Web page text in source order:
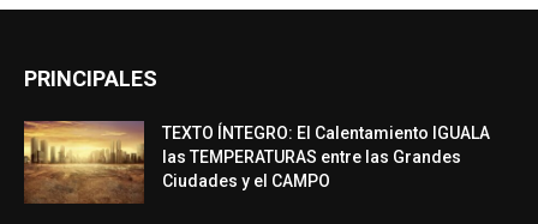
PRINCIPALES
TEXTO ÍNTEGRO: El Calentamiento IGUALA
las TEMPERATURAS entre las Grandes
Ciudades y el CAMPO